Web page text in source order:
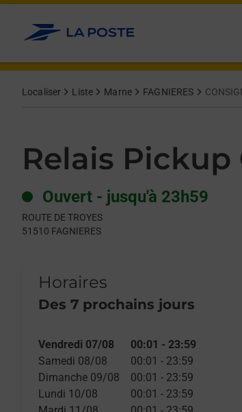
Allez au contenu
Localiser Liste Marne FAGNIERES
Relais Pickup
Ouvert - jusqu'à 23h59
ROUTE DE TROYES
51510 FAGNIERES
Horaires
Des 7 prochains jours
Day of the WeekHours
Vendredi 07/08 00:01 - 23:59
Samedi 08/08
00:01 - 23:59
Dimanche 09/08
00:01 - 23:59
Lundi 10/08
00:01 - 23:59
Get directions to Relais Pickup at ROUTE DE
lien s'ouvre dans un nouvel onglet